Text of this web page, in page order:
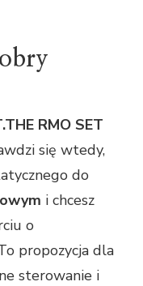
RMO SET
się wtedy,
do
i chcesz
o
propozycja dla
sterowanie i